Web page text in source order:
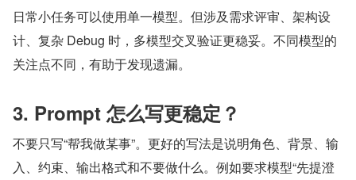
日常小任务可以使用单一模型。但涉及需求评审、架构设
计、复杂 Debug 时，多模型交叉验证更稳妥。不同模型的
关注点不同，有助于发现遗漏。
3. Prompt 怎么写更稳定？
不要只写“帮我做某事”。更好的写法是说明角色、背景、输
入、约束、输出格式和不要做什么。例如要求模型“先提澄